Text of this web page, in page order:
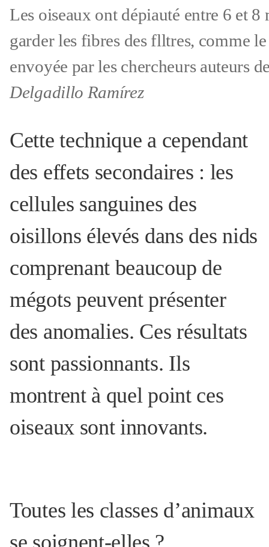
Les oiseaux ont dépiauté entre 6 et 8
garder les fibres des flltres, comme
envoyée par les chercheurs auteurs
Delgadillo Ramírez
Cette technique a cependant
des effets secondaires : les
cellules sanguines des
oisillons élevés dans des nids
comprenant beaucoup de
mégots peuvent présenter
des anomalies. Ces résultats
sont passionnants. Ils
montrent à quel point ces
oiseaux sont innovants.
Toutes les classes d’animaux